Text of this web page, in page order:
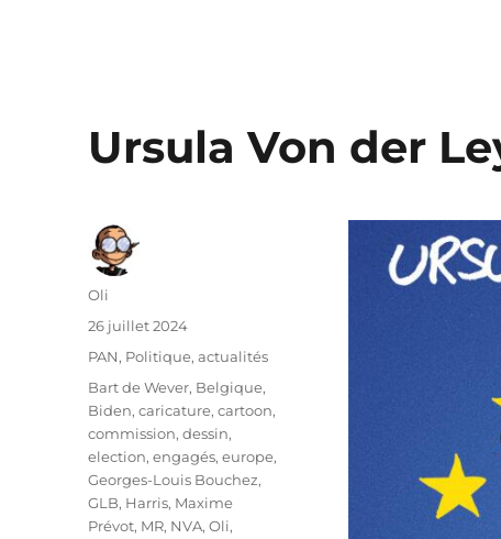
Ursula Von der
Auteur
Oli
Publié
26 juillet 2024
Catégories
PAN, Politique, actualités
Étiquettes
Bart de Wever, Belgique,
Biden,caricature,cartoon,
commission,dessin,
election,engagés,europe,
Georges-Louis Bouchez,
GLB, Harris, Maxime
Prévot, MR, NVA,Oli,